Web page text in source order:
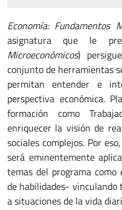
Economía: Fundamentos
asignatura que le
Microeconómicos)
conjunto de herramientas
permitan entender e
perspectiva económica.
formación como
enriquecer la visión de
sociales complejos. Por
será eminentemente
temas del programa
de habilidades- vinculando
a situaciones de la vida